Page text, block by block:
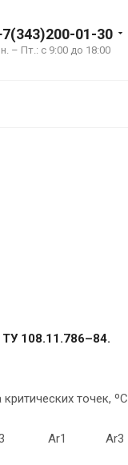
01-30
– Пт.: с 9:00 до 18:00
108.11.786–84.
критических точек, ºС
Аr1 Аr3